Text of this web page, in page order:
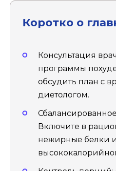
Коротко о
Консультация
программы
обсудить план с
диетологом.
Включите в
нежирные белки и